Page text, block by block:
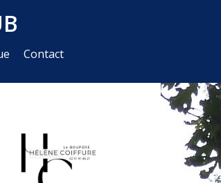
Contact